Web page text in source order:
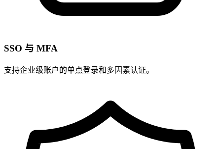
SSO 与 MFA
支持企业级账户的单点登录和多因素认证。